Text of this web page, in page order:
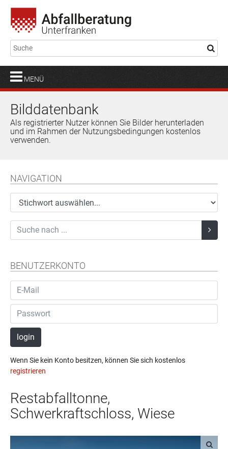
MENÜ
Bilddatenbank
Als registrierter Nutzer können Sie Bilder herunterladen
und im Rahmen der Nutzungsbedingungen kostenlos
verwenden.
NAVIGATION
BENUTZERKONTO
login
Wenn Sie kein Konto besitzen, können Sie sich kostenlos
registrieren
Restabfalltonne,
Schwerkraftschloss, Wiese